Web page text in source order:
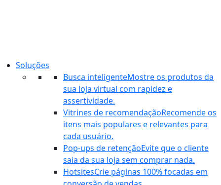
Soluções
Busca inteligenteMostre os produtos da
sua loja virtual com rapidez e
assertividade.
Vitrines de recomendaçãoRecomende os
itens mais populares e relevantes para
cada usuário.
Pop-ups de retençãoEvite que o cliente
saia da sua loja sem comprar nada.
HotsitesCrie páginas 100% focadas em